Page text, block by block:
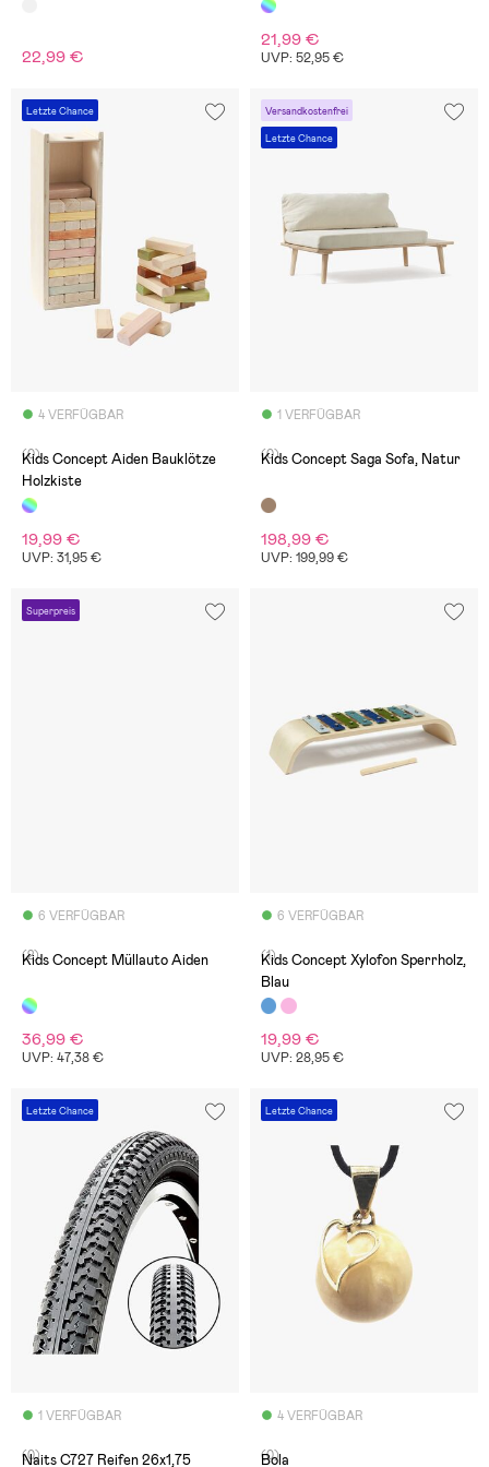
22,99 €
21,99 €
UVP: 52,95 €
Letzte Chance
4 VERFÜGBAR
(0)
Kids Concept Aiden Bauklötze
Holzkiste
19,99 €
UVP: 31,95 €
Versandkostenfrei
Letzte Chance
1 VERFÜGBAR
(0)
Kids Concept Saga Sofa, Natur
198,99 €
UVP: 199,99 €
Superpreis
6 VERFÜGBAR
(2)
Kids Concept Müllauto Aiden
36,99 €
UVP: 47,38 €
6 VERFÜGBAR
(1)
Kids Concept Xylofon Sperrholz,
Blau
19,99 €
UVP: 28,95 €
Letzte Chance
1 VERFÜGBAR
(0)
Naits C727 Reifen 26x1,75
Letzte Chance
4 VERFÜGBAR
(0)
Bola